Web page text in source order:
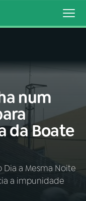
num
da Boate
a Mesma Noite
a impunidade